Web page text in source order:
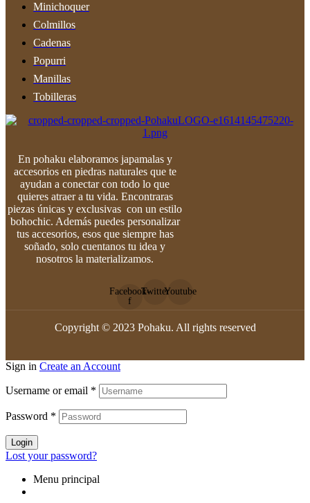
Minichoquer
Colmillos
Cadenas
Popurri
Manillas
Tobilleras
En pohaku elaboramos japamalas y
accesorios en piedras naturales que te
ayudan a conectar con todo lo que
quieres atraer a tu vida. Encontraras
piezas únicas y exclusivas con un estilo
bohochic. Además puedes personalizar
tus accesorios, esos que siempre has
soñado, solo cuentanos tu idea y
nosotros la materializamos.
Facebook-
f
TwitterYoutube
Copyright © 2023 Pohaku. All rights reserved
Sign in Create an Account
Username or email *
Password *
Login
Lost your password?
Menu principal